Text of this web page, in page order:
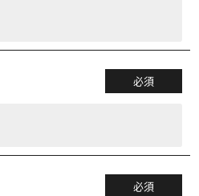
必須
必須